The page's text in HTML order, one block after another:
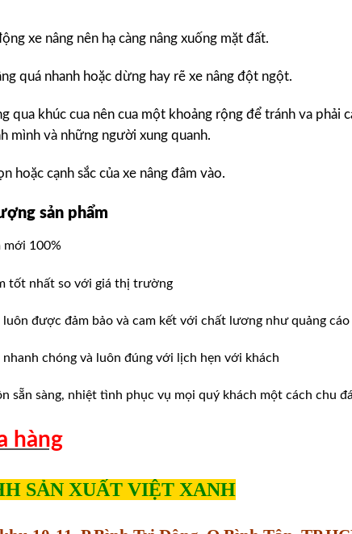
xe nâng nên hạ càng nâng xuống mặt đất.
quá nhanh hoặc dừng hay rẽ xe nâng đột ngột.
qua khúc cua nên cua một khoảng rộng để tránh va phải
mình và những người xung quanh.
hoặc cạnh sắc của xe nâng đâm vào.
sản phẩm
mới 100%
tốt nhất so với giá thị trường
được đảm bảo và cam kết với chất lương như quảng cáo
nhanh chóng và luôn đúng với lịch hẹn với khách
sẵn sàng, nhiệt tình phục vụ mọi quý khách một cách chu
hàng
SẢN XUẤT VIỆT XANH